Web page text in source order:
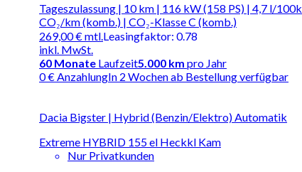
Tageszulassung | 10 km | 116 kW (158 PS) | 4,7 l/
CO₂/km (komb.) | CO₂-Klasse C (komb.)
269,00 €mtl.
inkl. MwSt.
Leasingfaktor: 0.78
60 Monate Laufzeit5.000 km pro Jahr
0 € AnzahlungIn 2 Wochen ab Bestellung verfügbar
Dacia Bigster | Hybrid (Benzin/Elektro) Automatik
Extreme HYBRID 155 el Heckkl Kam
Nur Privatkunden